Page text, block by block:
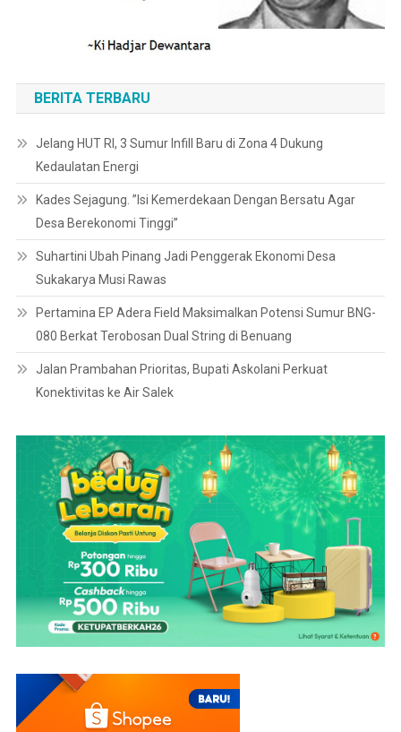
BERITA TERBARU
Jelang HUT RI, 3 Sumur Infill Baru di Zona 4 Dukung
Kedaulatan Energi
Kades Sejagung. ”Isi Kemerdekaan Dengan Bersatu Agar
Desa Berekonomi Tinggi”
Suhartini Ubah Pinang Jadi Penggerak Ekonomi Desa
Sukakarya Musi Rawas
Pertamina EP Adera Field Maksimalkan Potensi Sumur BNG-
080 Berkat Terobosan Dual String di Benuang
Jalan Prambahan Prioritas, Bupati Askolani Perkuat
Konektivitas ke Air Salek